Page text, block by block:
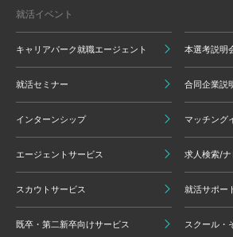
就活イベント
キャリアパーク就職エージェント 本選考説明
就活セミナー 合同企業説
インターンシップ マッチング
エージェントサービス 求人検索/ナ
スカウトサービス 就活サポー
既卒・第二新卒向けサービス スクール・